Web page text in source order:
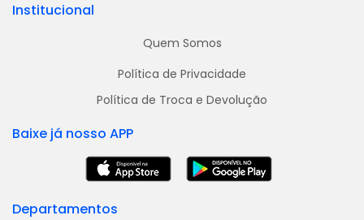
Institucional
Quem Somos
Política de Privacidade
Política de Troca e Devolução
Baixe já nosso APP
Departamentos